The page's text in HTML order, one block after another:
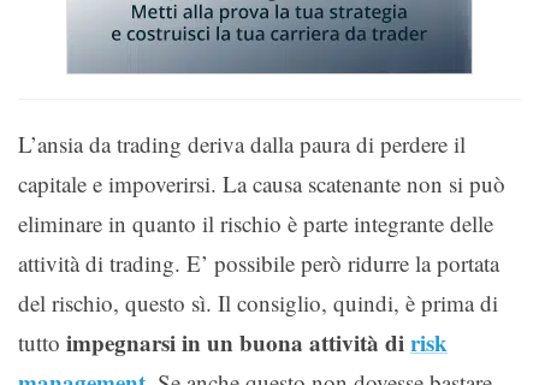
L’ansia da trading deriva dalla paura di perdere il
capitale e impoverirsi. La causa scatenante non si può
eliminare in quanto il rischio è parte integrante delle
attività di trading. E’ possibile però ridurre la portata
del rischio, questo sì. Il consiglio, quindi, è prima di
tutto impegnarsi in un buona attività dirisk